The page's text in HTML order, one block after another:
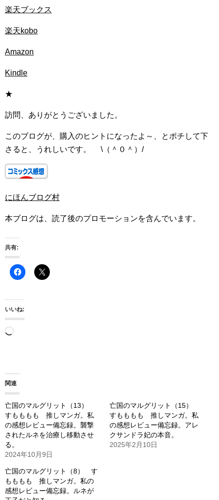
楽天ブックス
楽天kobo
Amazon
Kindle
★
訪問、ありがとうございました。
このブログが、購入のヒントになったよ～、とポチして下
さると、うれしいです。 \（＾０＾）/
にほんブログ村
本ブログは、読了後のプロモーションを含んでいます。
共有:
いいね:
読
み
中…
関連
亡国のマルグリット（13）
すもももも 推しマンガ。私
の感想レビュー備忘録。襲撃
されたルネを治療し移動させ
る。
2024年10月9日
亡国のマルグリット（15）
すもももも 推しマンガ。私
の感想レビュー備忘録。アレ
クサンドラ妃の本音。
2025年2月10日
亡国のマルグリット（8） す
もももも 推しマンガ。私の
感想レビュー備忘録。ルネが